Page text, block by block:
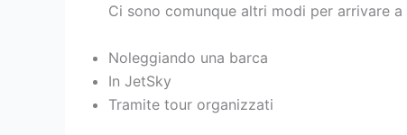
Ci sono comunque altri modi per arrivare a
Noleggiando una barca
In JetSky
Tramite tour organizzati